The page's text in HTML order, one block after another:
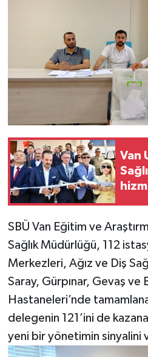
Van
SBÜ Van Eğitim ve
Sağlık Müdürlüğü, 112
Merkezleri, Ağız ve Diş
Saray, Gürpınar, Gevaş ve
Hastaneleri’nde
delegenin 121’ini de
yeni bir yönetimin sinyalini